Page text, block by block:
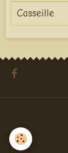
Casseille